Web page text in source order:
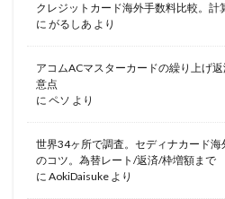
クレジットカード海外手数料比較。計
に がるしあ より
アコムACマスターカードの繰り上げ
意点
に ペソ より
世界34ヶ所で調査。セディナカード
のコツ。為替レート/返済/枠増額まで
に AokiDaisuke より